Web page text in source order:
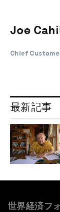
Joe
Chief
最新記事
世界経済フ